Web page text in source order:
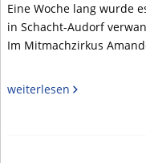
Eine Woche lang wurde
in Schacht-Audorf
Im Mitmachzirkus
weiterlesen